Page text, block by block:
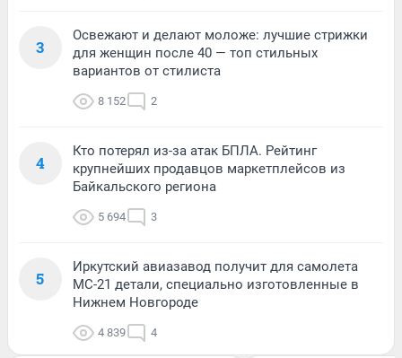
3
Освежают и делают моложе: лучшие стрижки
для женщин после 40 — топ стильных
вариантов от стилиста
8 152 2
4
Кто потерял из-за атак БПЛА. Рейтинг
крупнейших продавцов маркетплейсов из
Байкальского региона
5 694 3
5
Иркутский авиазавод получит для самолета
МС-21 детали, специально изготовленные в
Нижнем Новгороде
4 839 4